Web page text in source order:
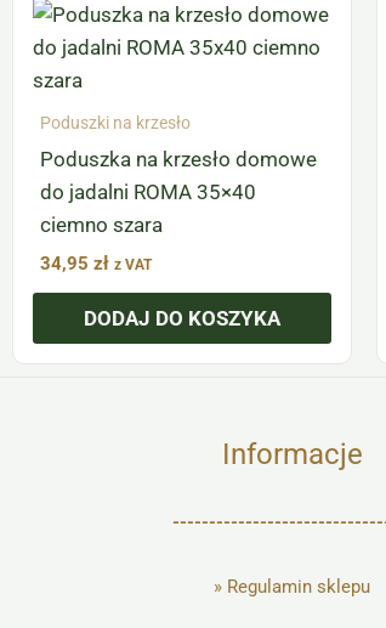
Poduszki na krzesło
Poduszka na krzesło domowe
do jadalni ROMA 35×40
ciemno szara
34,95 zł z VAT
DODAJ DO KOSZYKA
Informacje
» Regulamin sklepu